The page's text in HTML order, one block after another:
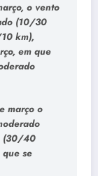
o vento
(10/30
km),
em que
março o
(30/40
se